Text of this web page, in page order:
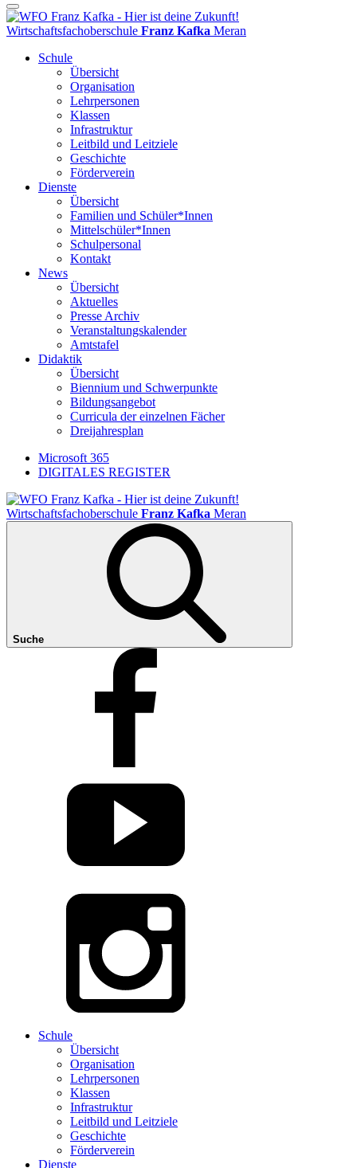
Wirtschaftsfachoberschule Franz Kafka Meran
Schule
Übersicht
Organisation
Lehrpersonen
Klassen
Infrastruktur
Leitbild und Leitziele
Geschichte
Förderverein
Dienste
Übersicht
Familien und Schüler*Innen
Mittelschüler*Innen
Schulpersonal
Kontakt
News
Übersicht
Aktuelles
Presse Archiv
Veranstaltungskalender
Amtstafel
Didaktik
Übersicht
Biennium und Schwerpunkte
Bildungsangebot
Curricula der einzelnen Fächer
Dreijahresplan
Microsoft 365
DIGITALES REGISTER
Wirtschaftsfachoberschule Franz Kafka Meran
Suche
Schule
Übersicht
Organisation
Lehrpersonen
Klassen
Infrastruktur
Leitbild und Leitziele
Geschichte
Förderverein
Dienste